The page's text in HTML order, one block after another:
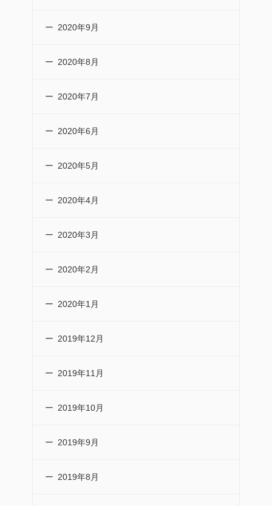
2020年9月
2020年8月
2020年7月
2020年6月
2020年5月
2020年4月
2020年3月
2020年2月
2020年1月
2019年12月
2019年11月
2019年10月
2019年9月
2019年8月